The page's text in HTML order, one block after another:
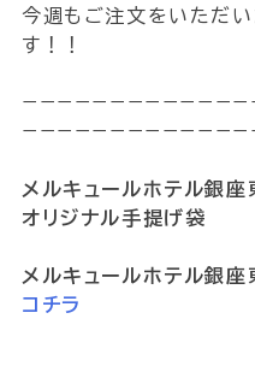
今週もご注文をいただ
す！！
メルキュールホテル銀
オリジナル手提げ袋
メルキュールホテル銀
コチラ